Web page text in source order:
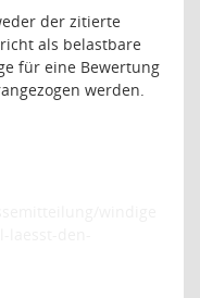
der zitierte
als belastbare
für eine Bewertung
werden.